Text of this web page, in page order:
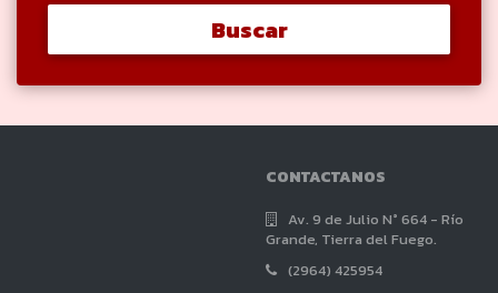
Buscar
CONTACTANOS
Av. 9 de Julio N° 664 - Río
Grande, Tierra del Fuego.
(2964) 425954